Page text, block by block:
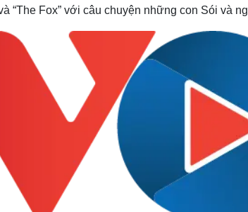
“The Fox” với câu chuyện những con Sói